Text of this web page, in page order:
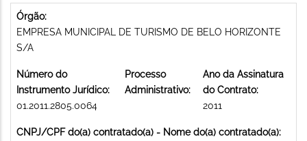
Órgão:
EMPRESA MUNICIPAL DE TURISMO DE BELO HORIZONTE
S/A
Número do
Instrumento Jurídico:
01.2011.2805.0064
Processo
Administrativo:
Ano da Assinatura
do Contrato:
2011
CNPJ/CPF do(a) contratado(a) - Nome do(a) contratado(a):